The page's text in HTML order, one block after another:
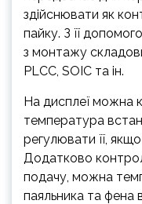
здійснювати як
пайку. З її
з монтажу
PLCC, SOIC та ін.
На дисплеї можна
температура
регулювати її,
Додатково
подачу, можна
паяльника та фена